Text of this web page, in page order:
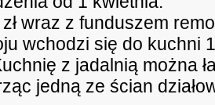
wraz z funduszem
wchodzi się do kuchni
z jadalnią można
jedną ze ścian